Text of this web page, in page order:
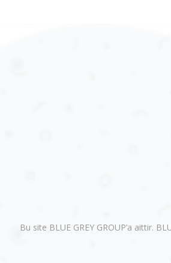
Bu site BLUE GREY GROUP’a aittir.